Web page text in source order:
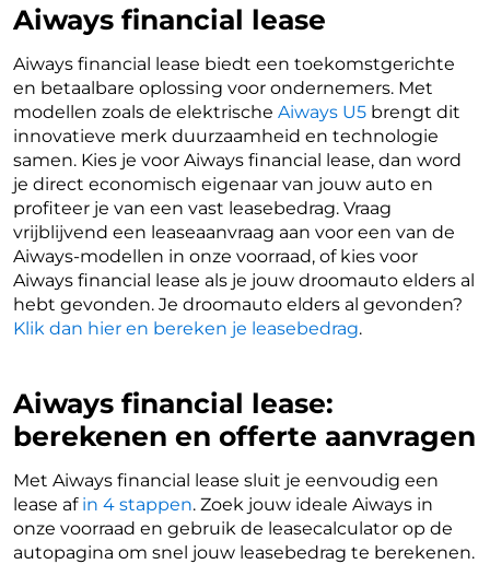
Aiways financial lease
Aiways financial lease biedt een toekomstgerichte
en betaalbare oplossing voor ondernemers. Met
modellen zoals de elektrische Aiways U5 brengt dit
innovatieve merk duurzaamheid en technologie
samen. Kies je voor Aiways financial lease, dan word
je direct economisch eigenaar van jouw auto en
profiteer je van een vast leasebedrag. Vraag
vrijblijvend een leaseaanvraag aan voor een van de
Aiways-modellen in onze voorraad, of kies voor
Aiways financial lease als je jouw droomauto elders al
hebt gevonden. Je droomauto elders al gevonden?
Klik dan hier en bereken je leasebedrag.
Aiways financial lease:
berekenen en offerte aanvragen
Met Aiways financial lease sluit je eenvoudig een
lease af in 4 stappen. Zoek jouw ideale Aiways in
onze voorraad en gebruik de leasecalculator op de
autopagina om snel jouw leasebedrag te berekenen.